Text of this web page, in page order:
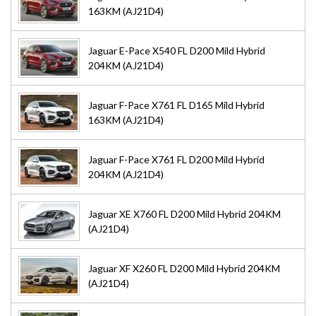
163KM (AJ21D4)
Jaguar E-Pace X540 FL D200 Mild Hybrid
204KM (AJ21D4)
Jaguar F-Pace X761 FL D165 Mild Hybrid
163KM (AJ21D4)
Jaguar F-Pace X761 FL D200 Mild Hybrid
204KM (AJ21D4)
Jaguar XE X760 FL D200 Mild Hybrid 204KM
(AJ21D4)
Jaguar XF X260 FL D200 Mild Hybrid 204KM
(AJ21D4)